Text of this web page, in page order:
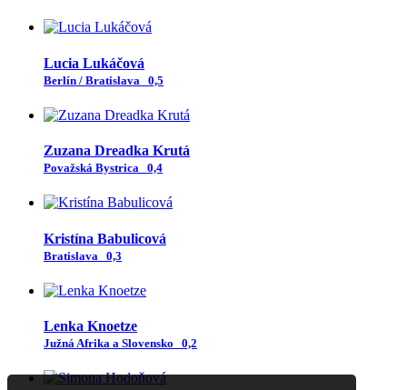
Lucia Lukáčová
Berlín / Bratislava 0,5
Zuzana Dreadka Krutá
Považská Bystrica 0,4
Kristína Babulicová
Bratislava 0,3
Lenka Knoetze
Južná Afrika a Slovensko 0,2